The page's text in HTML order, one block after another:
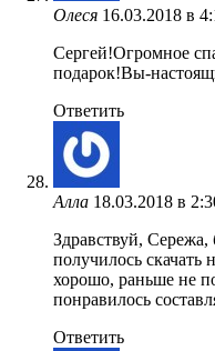
Олеся 16.03.2018 в
Сергей!Огромное
подарок!Вы-
Ответить
Алла 18.03.2018 в
Здравствуй,
получилось скачать
хорошо, раньше не
понравилось
Ответить